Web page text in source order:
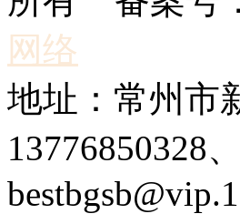
网络
地址：常州市
13776850328